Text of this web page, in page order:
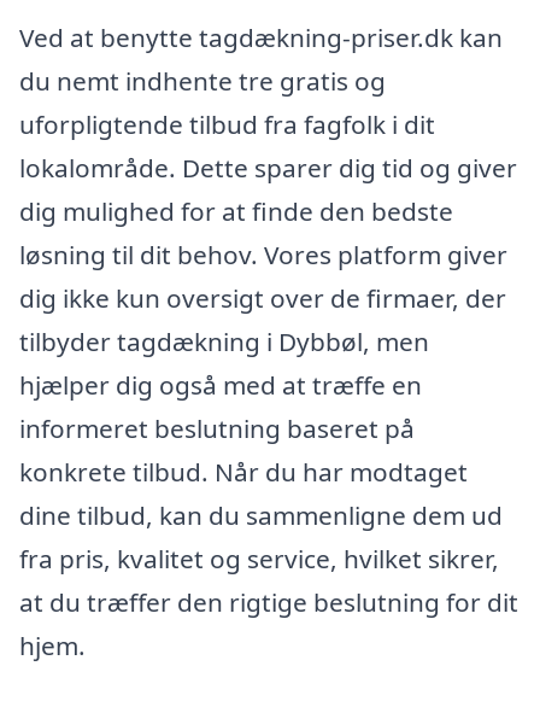
Ved at benytte tagdækning-priser.dk kan
du nemt indhente tre gratis og
uforpligtende tilbud fra fagfolk i dit
lokalområde. Dette sparer dig tid og giver
dig mulighed for at finde den bedste
løsning til dit behov. Vores platform giver
dig ikke kun oversigt over de firmaer, der
tilbyder tagdækning i Dybbøl, men
hjælper dig også med at træffe en
informeret beslutning baseret på
konkrete tilbud. Når du har modtaget
dine tilbud, kan du sammenligne dem ud
fra pris, kvalitet og service, hvilket sikrer,
at du træffer den rigtige beslutning for dit
hjem.